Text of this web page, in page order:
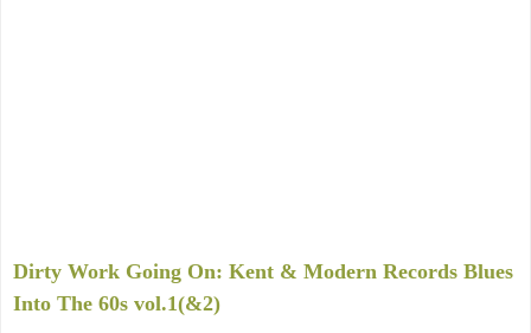
Dirty Work Going On: Kent & Modern Records Blues
Into The 60s vol.1(&2)